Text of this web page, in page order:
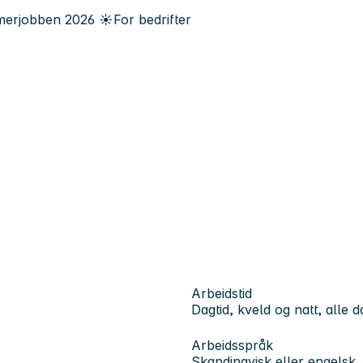
2026 ☀️For bedrifter
Arbeidstid
Dagtid, kveld og natt, alle
Arbeidsspråk